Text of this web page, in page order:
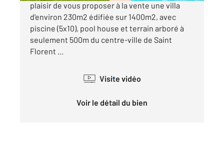
plaisir de vous proposer à la vente une villa
d'environ 230m2 édifiée sur 1400m2, avec
piscine (5x10), pool house et terrain arboré à
seulement 500m du centre-ville de Saint
Florent ...
Visite vidéo
Voir le détail du bien